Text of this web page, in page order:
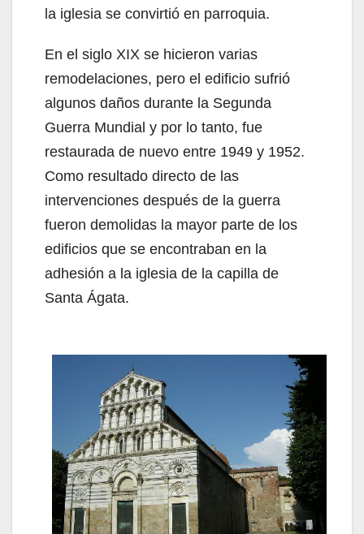
la iglesia se convirtió en parroquia.
En el siglo XIX se hicieron varias
remodelaciones, pero el edificio sufrió
algunos daños durante la Segunda
Guerra Mundial y por lo tanto, fue
restaurada de nuevo entre 1949 y 1952.
Como resultado directo de las
intervenciones después de la guerra
fueron demolidas la mayor parte de los
edificios que se encontraban en la
adhesión a la iglesia de la capilla de
Santa Ágata.